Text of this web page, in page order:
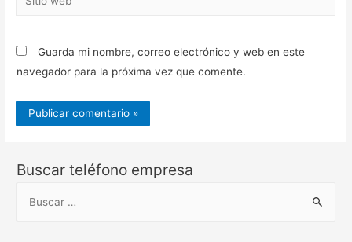
Guarda mi nombre, correo electrónico y web en este
navegador para la próxima vez que comente.
Buscar teléfono empresa